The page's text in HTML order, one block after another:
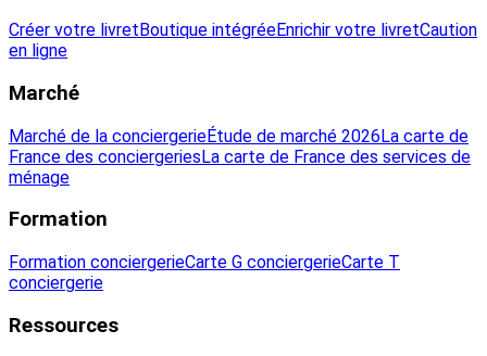
Créer votre livretBoutique intégréeEnrichir votre livretCaution
en ligne
Marché
Marché de la conciergerieÉtude de marché 2026La carte de
France des conciergeriesLa carte de France des services de
ménage
Formation
Formation conciergerieCarte G conciergerieCarte T
conciergerie
Ressources